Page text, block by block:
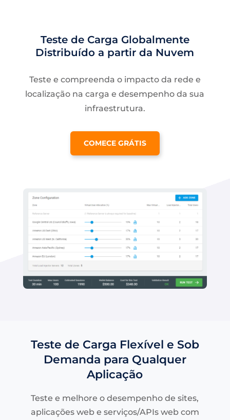
Teste de Carga Globalmente
Distribuído a partir da Nuvem
Teste e compreenda o impacto da rede e
localização na carga e desempenho da sua
infraestrutura.
COMECE GRÁTIS
Teste de Carga Flexível e Sob
Demanda para Qualquer
Aplicação
Teste e melhore o desempenho de sites,
aplicações web e serviços/APIs web com